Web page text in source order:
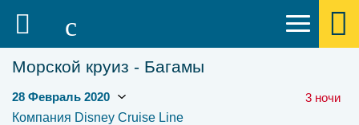
Морской круиз - Багамы
3 ночи
Компания Disney Cruise Line